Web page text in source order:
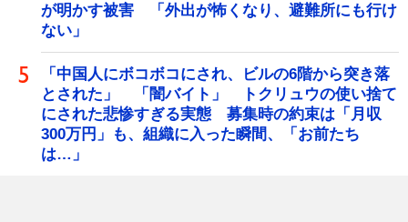
が明かす被害 「外出が怖くなり、避難所にも行け
ない」
「中国人にボコボコにされ、ビルの6階から突き落
とされた」 「闇バイト」 トクリュウの使い捨て
にされた悲惨すぎる実態 募集時の約束は「月収
300万円」も、組織に入った瞬間、「お前たち
は…」